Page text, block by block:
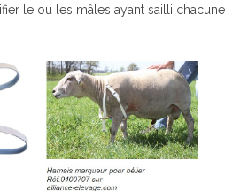
le ou les mâles ayant sailli chacune